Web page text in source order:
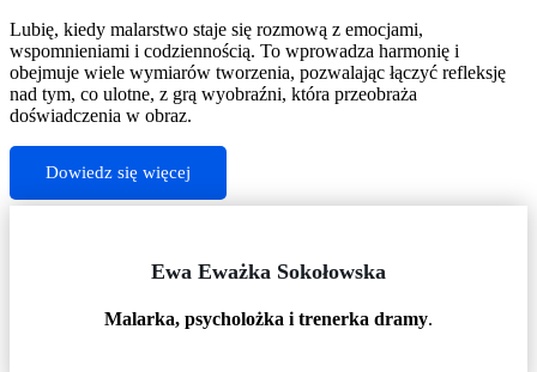
Lubię, kiedy malarstwo staje się rozmową z emocjami,
wspomnieniami i codziennością. To wprowadza harmonię i
obejmuje wiele wymiarów tworzenia, pozwalając łączyć refleksję
nad tym, co ulotne, z grą wyobraźni, która przeobraża
doświadczenia w obraz.
Dowiedz się więcej
Ewa Eważka Sokołowska
Malarka, psycholożka i trenerka dramy.